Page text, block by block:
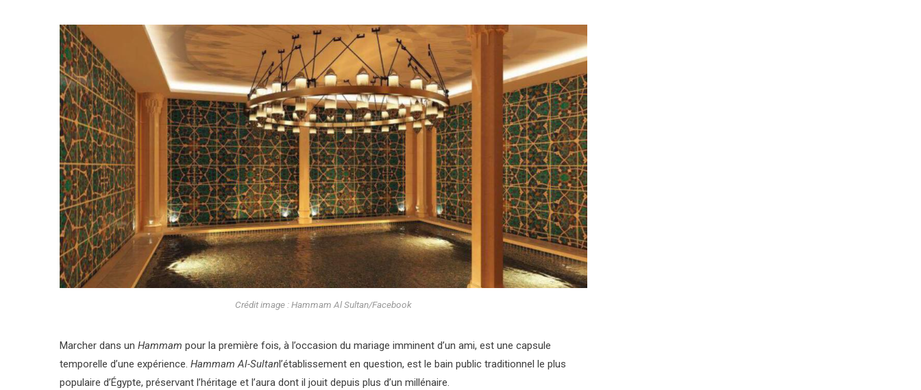
Crédit image : Hammam Al Sultan/Facebook
Marcher dans un Hammam pour la première fois, à l’occasion du mariage imminent d’un ami, est une capsule
temporelle d’une expérience. Hammam Al-Sultanl’établissement en question, est le bain public traditionnel le plus
populaire d’Égypte, préservant l’héritage et l’aura dont il jouit depuis plus d’un millénaire.